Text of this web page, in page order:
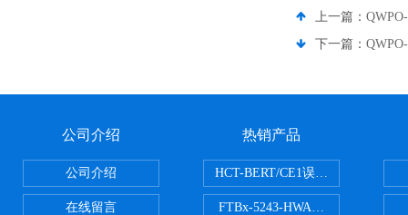
上一篇：
下一篇：
公司介绍
公司介绍
在线留言
热销产品
HCT-BERT/CE1误码测试仪
FTBx-5243-HWA光谱分析仪